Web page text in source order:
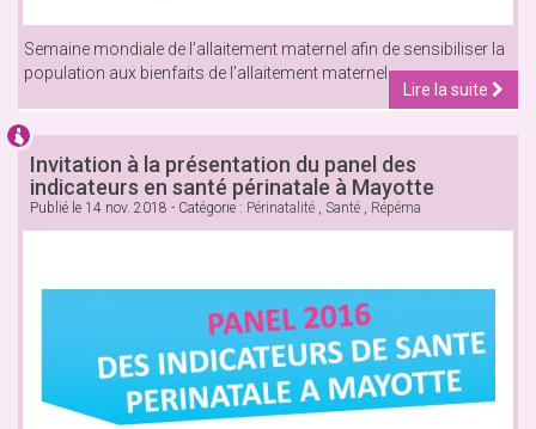
Semaine mondiale de l’allaitement maternel afin de sensibiliser la
population aux bienfaits de l’allaitement maternel
Lire la suite
Invitation à la présentation du panel des
indicateurs en santé périnatale à Mayotte
Publié le 14 nov. 2018 - Catégorie : Périnatalité , Santé , Répéma